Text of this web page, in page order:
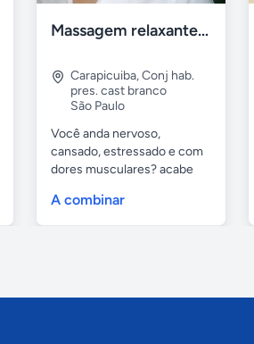
Massagem relaxante- terapeutica e depilação
Carapicuiba,Conj hab.
pres. cast branco
São Paulo
Você anda nervoso,
cansado, estressado e com
dores musculares? acabe
A combinar